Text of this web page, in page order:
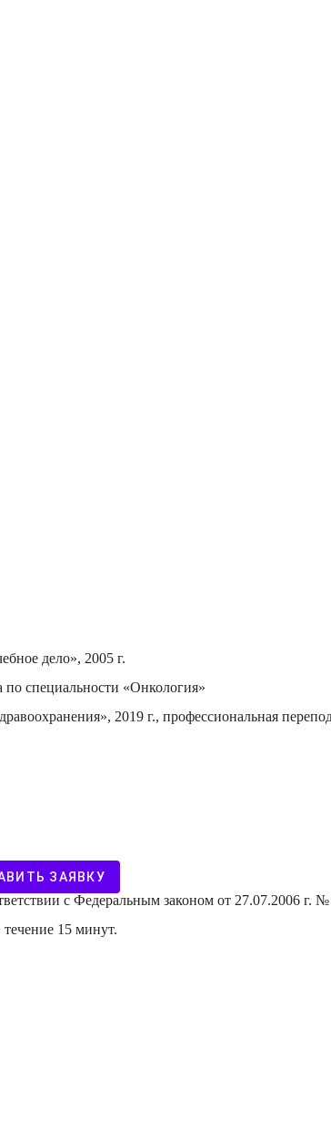
дело», 2005 г.
по специальности «Онкология»
2019 г., профессиональная
ЗАЯВКУ
с Федеральным законом от 27.07.2006
15 минут.